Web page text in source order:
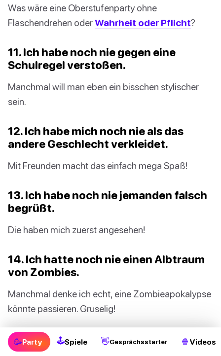
Was wäre eine Oberstufenparty ohne
Flaschendrehen oder Wahrheit oder Pflicht?
11. Ich habe noch nie gegen eine
Schulregel verstoßen.
Manchmal will man eben ein bisschen stylischer
sein.
12. Ich habe mich noch nie als das
andere Geschlecht verkleidet.
Mit Freunden macht das einfach mega Spaß!
13. Ich habe noch nie jemanden falsch
begrüßt.
Die haben mich zuerst angesehen!
14. Ich hatte noch nie einen Albtraum
von Zombies.
Manchmal denke ich echt, eine Zombieapokalypse
könnte passieren. Gruselig!
15. Ich habe noch nie mit einem Ouija-
Brett gespielt.
🥳Party 🕹Spiele 👋Gesprächsstarter 🍿 Videos